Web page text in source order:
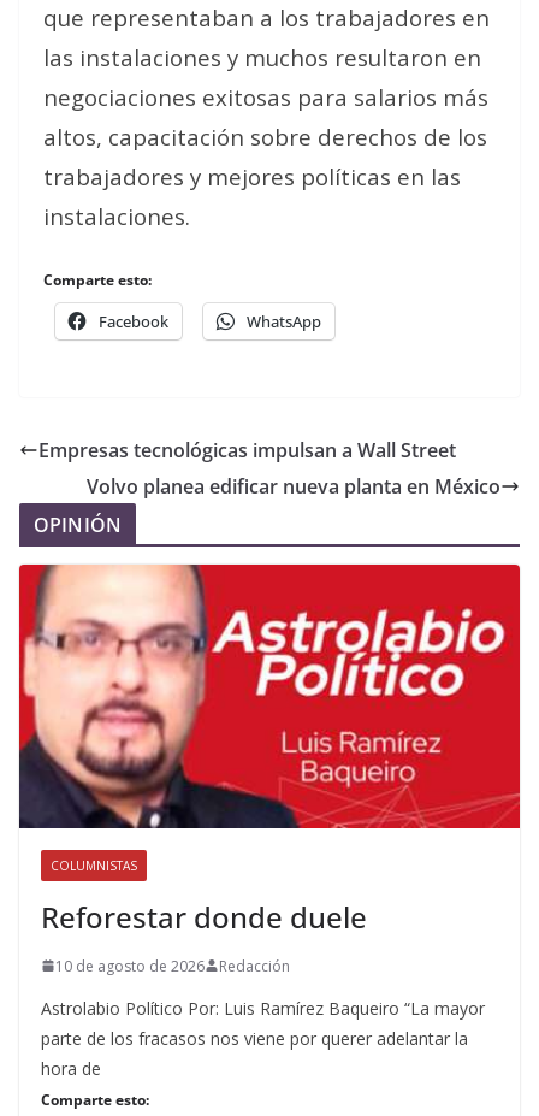
que representaban a los trabajadores en
las instalaciones y muchos resultaron en
negociaciones exitosas para salarios más
altos, capacitación sobre derechos de los
trabajadores y mejores políticas en las
instalaciones.
Comparte esto:
Facebook WhatsApp
Empresas tecnológicas impulsan a Wall Street
Volvo planea edificar nueva planta en México
OPINIÓN
COLUMNISTAS
Reforestar donde duele
10 de agosto de 2026 Redacción
Astrolabio Político Por: Luis Ramírez Baqueiro “La mayor
parte de los fracasos nos viene por querer adelantar la
hora de
Comparte esto: